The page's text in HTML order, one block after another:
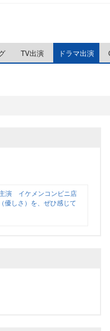
TV出演 ドラマ出演
演 イケメンコンビニ店
優しさ）を、ぜひ感じて